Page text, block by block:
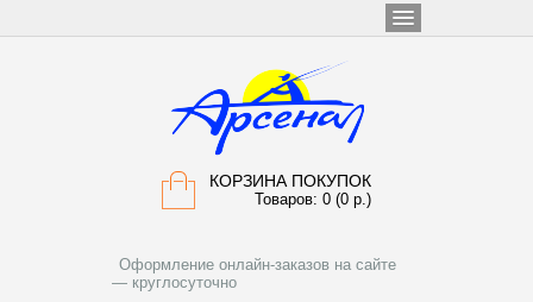
КОРЗИНА ПОКУПОК
Товаров: 0 (0 р.)
Оформление онлайн-заказов на сайте
— круглосуточно